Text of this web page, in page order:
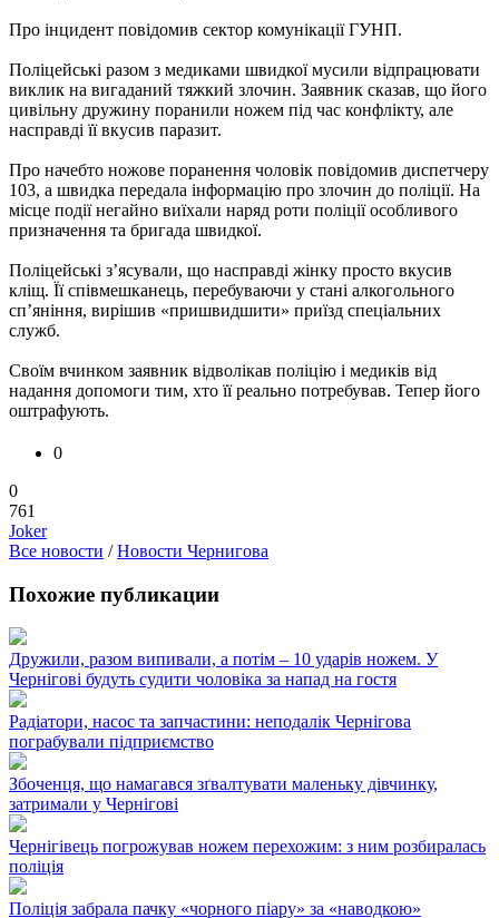
Про інцидент повідомив сектор комунікації ГУНП.
Поліцейські разом з медиками швидкої мусили відпрацювати
виклик на вигаданий тяжкий злочин. Заявник сказав, що його
цивільну дружину поранили ножем під час конфлікту, але
насправді її вкусив паразит.
Про начебто ножове поранення чоловік повідомив диспетчеру
103, а швидка передала інформацію про злочин до поліції. На
місце події негайно виїхали наряд роти поліції особливого
призначення та бригада швидкої.
Поліцейські з’ясували, що насправді жінку просто вкусив
кліщ. Її співмешканець, перебуваючи у стані алкогольного
сп’яніння, вирішив «пришвидшити» приїзд спеціальних
служб.
Своїм вчинком заявник відволікав поліцію і медиків від
надання допомоги тим, хто її реально потребував. Тепер його
оштрафують.
0
0
761
Joker
Все новости /Новости Чернигова
Похожие публикации
Дружили, разом випивали, а потім – 10 ударів ножем. У
Чернігові будуть судити чоловіка за напад на гостя
Радіатори, насос та запчастини: неподалік Чернігова
пограбували підприємство
Збоченця, що намагався зґвалтувати маленьку дівчинку,
затримали у Чернігові
Чернігівець погрожував ножем перехожим: з ним розбиралась
поліція
Поліція забрала пачку «чорного піару» за «наводкою»